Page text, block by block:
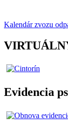
Kalendár zvozu
Evidencia